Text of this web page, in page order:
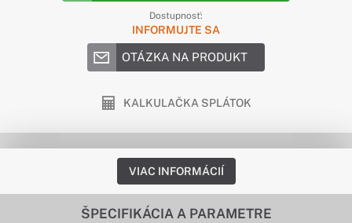
Dostupnosť:
INFORMUJTE SA
OTÁZKA NA PRODUKT
KALKULAČKA SPLÁTOK
VIAC INFORMÁCIÍ
ŠPECIFIKÁCIA A PARAMETRE